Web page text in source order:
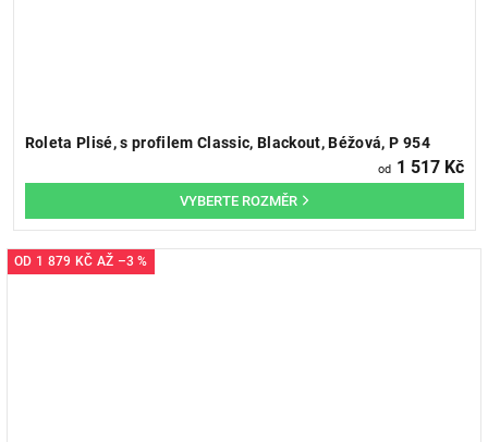
Roleta Plisé, s profilem Classic, Blackout, Béžová, P 954
od 1 517 Kč
OD 1 879 KČ AŽ –3 %